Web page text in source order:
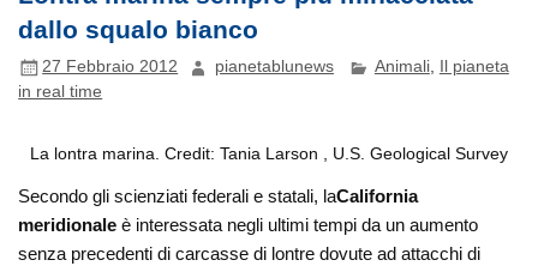
dallo squalo bianco
27 Febbraio 2012 pianetablunews Animali,
Il pianeta
in real time
La lontra marina. Credit: Tania Larson , U.S. Geological Survey
Secondo gli scienziati federali e statali, laCalifornia
meridionale è interessata negli ultimi tempi da un aumento
senza precedenti di carcasse di lontre dovute ad attacchi di